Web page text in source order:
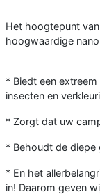
Het hoogtepunt
hoogwaardige
* Biedt een
insecten en
* Zorgt dat uw
* Behoudt de diepe
* En het
in! Daarom geven